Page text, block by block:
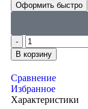
Оформить быстро
В корзину
Сравнение
Избранное
Характеристики